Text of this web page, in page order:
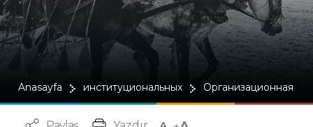
Anasayfa институциональных Организационная